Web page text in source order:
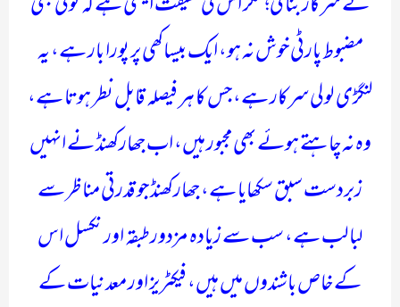
مضبوط پارٹی خوش نہ ہو، ایک بیساکھی پر پورا بار ہے، یہ
لنگڑی لولی سرکار ہے، جس کا ہر فیصلہ قابل نطر ہوتا ہے،
وہ نہ چاہتے ہوئے بھی مجبور ہیں، اب جھارکھنڈ نے انہیں
زبردست سبق سکھایا ہے، جھارکھنڈ جو قدرتی مناظر سے
لبالب ہے، سب سے زیادہ مزدور طبقہ اور نکسل اس
کے خاص باشندوں میں ہیں، فیکٹریز اور معدنیات کے